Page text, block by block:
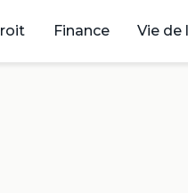
Finance Vie de